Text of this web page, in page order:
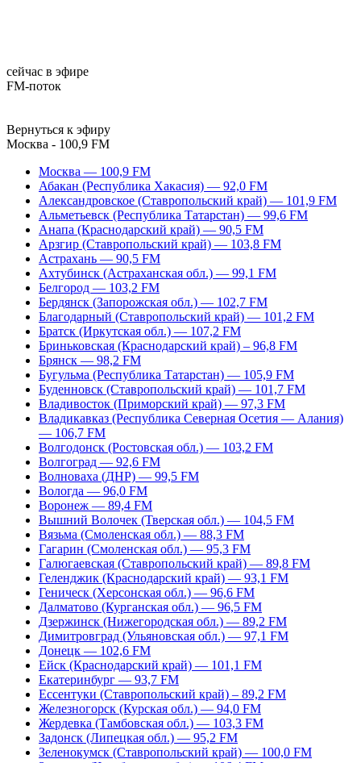
сейчас в эфире
FM-поток
Вернуться к эфиру
Москва - 100,9 FM
Москва — 100,9 FM
Абакан (Республика Хакасия) — 92,0 FM
Александровское (Ставропольский край) — 101,9 FM
Альметьевск (Республика Татарстан) — 99,6 FM
Анапа (Краснодарский край) — 90,5 FM
Арзгир (Ставропольский край) — 103,8 FM
Астрахань — 90,5 FM
Ахтубинск (Астраханская обл.) — 99,1 FM
Белгород — 103,2 FM
Бердянск (Запорожская обл.) — 102,7 FM
Благодарный (Ставропольский край) — 101,2 FM
Братск (Иркутская обл.) — 107,2 FM
Бриньковская (Краснодарский край) – 96,8 FM
Брянск — 98,2 FM
Бугульма (Республика Татарстан) — 105,9 FM
Буденновск (Ставропольский край) — 101,7 FM
Владивосток (Приморский край) — 97,3 FM
Владикавказ (Республика Северная Осетия — Алания)
— 106,7 FM
Волгодонск (Ростовская обл.) — 103,2 FM
Волгоград — 92,6 FM
Волноваха (ДНР) — 99,5 FM
Вологда — 96,0 FM
Воронеж — 89,4 FM
Вышний Волочек (Тверская обл.) — 104,5 FM
Вязьма (Смоленская обл.) — 88,3 FM
Гагарин (Смоленская обл.) — 95,3 FM
Галюгаевская (Ставропольский край) — 89,8 FM
Геленджик (Краснодарский край) — 93,1 FM
Геническ (Херсонская обл.) — 96,6 FM
Далматово (Курганская обл.) — 96,5 FM
Дзержинск (Нижегородская обл.) — 89,2 FM
Димитровград (Ульяновская обл.) — 97,1 FM
Донецк — 102,6 FM
Ейск (Краснодарский край) — 101,1 FM
Екатеринбург — 93,7 FM
Ессентуки (Ставропольский край) – 89,2 FM
Железногорск (Курская обл.) — 94,0 FM
Жердевка (Тамбовская обл.) — 103,3 FM
Задонск (Липецкая обл.) — 95,2 FM
Зеленокумск (Ставропольский край) — 100,0 FM